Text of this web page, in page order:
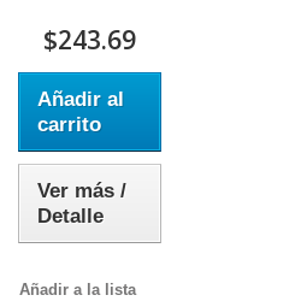
$243.69
Añadir al
carrito
Ver más /
Detalle
Añadir a la lista